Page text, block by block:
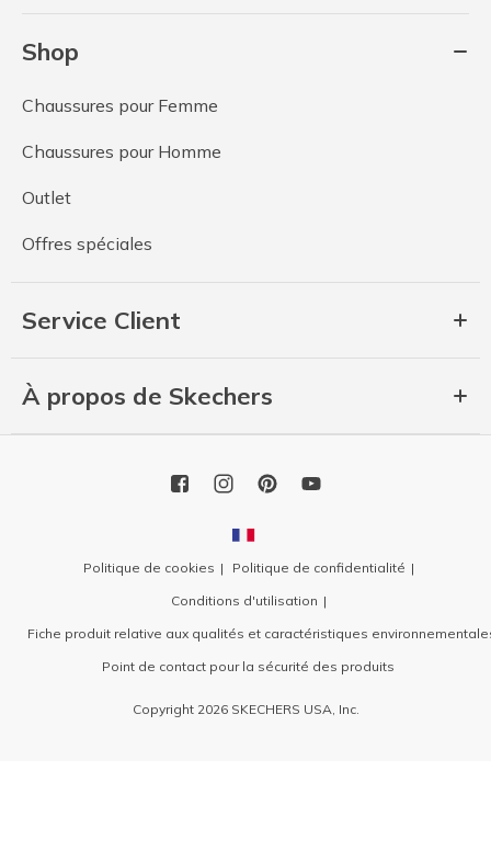
Shop
Chaussures pour Femme
Chaussures pour Homme
Outlet
Offres spéciales
Service Client
À propos de Skechers
Politique de cookies
Politique de confidentialité
Conditions d'utilisation
Fiche produit relative aux qualités et caractéristiques
Point de contact pour la sécurité des produits
Copyright 2026 SKECHERS USA, Inc.